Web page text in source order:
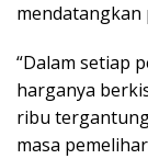
mendatangkan
“Dalam setiap
harganya
ribu
masa